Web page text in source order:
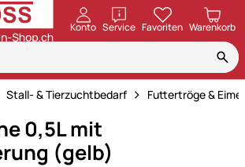
Konto ServiceöffnenFavoriten Warenkorb
Hof
Stall- & Tierzuchtbedarf Futtertröge & Eimer
0,5L mit
(gelb)